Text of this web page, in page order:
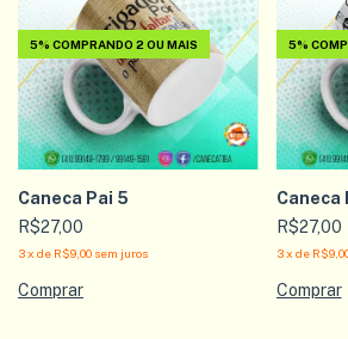
5% COMPRANDO 2 OU MAIS
Caneca Pai 5
R$27,00
3x de R$9,00 sem juros
5%
Caneca
R$27,00
3 x de